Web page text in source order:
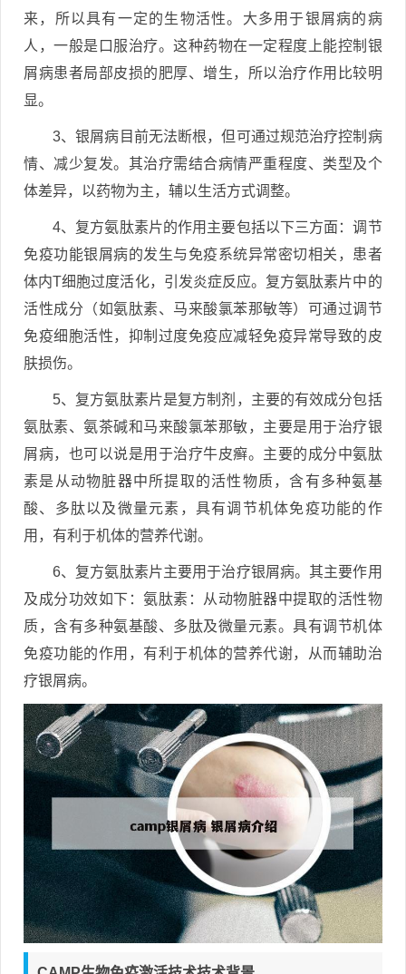
来，所以具有一定的生物活性。大多用于银屑病的病
人，一般是口服治疗。这种药物在一定程度上能控制银
屑病患者局部皮损的肥厚、增生，所以治疗作用比较明
显。
3、银屑病目前无法断根，但可通过规范治疗控制病
情、减少复发。其治疗需结合病情严重程度、类型及个
体差异，以药物为主，辅以生活方式调整。
4、复方氨肽素片的作用主要包括以下三方面：调节
免疫功能银屑病的发生与免疫系统异常密切相关，患者
体内T细胞过度活化，引发炎症反应。复方氨肽素片中的
活性成分（如氨肽素、马来酸氯苯那敏等）可通过调节
免疫细胞活性，抑制过度免疫应减轻免疫异常导致的皮
肤损伤。
5、复方氨肽素片是复方制剂，主要的有效成分包括
氨肽素、氨茶碱和马来酸氯苯那敏，主要是用于治疗银
屑病，也可以说是用于治疗牛皮癣。主要的成分中氨肽
素是从动物脏器中所提取的活性物质，含有多种氨基
酸、多肽以及微量元素，具有调节机体免疫功能的作
用，有利于机体的营养代谢。
6、复方氨肽素片主要用于治疗银屑病。其主要作用
及成分功效如下：氨肽素：从动物脏器中提取的活性物
质，含有多种氨基酸、多肽及微量元素。具有调节机体
免疫功能的作用，有利于机体的营养代谢，从而辅助治
疗银屑病。